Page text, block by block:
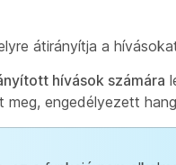
átirányítja a
hívások számára
engedélyezett